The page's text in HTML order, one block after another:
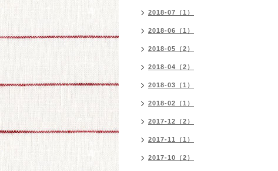
2018-07（1）
2018-06（1）
2018-05（2）
2018-04（2）
2018-03（1）
2018-02（1）
2017-12（2）
2017-11（1）
2017-10（2）